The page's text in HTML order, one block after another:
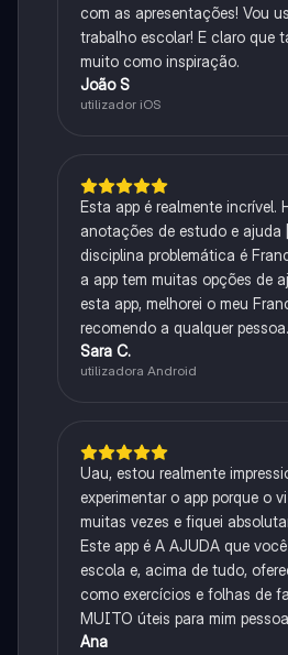
com as apresentações! Vou
trabalho escolar! E claro que
muito como inspiração.
João S
utilizador iOS
Esta app é realmente incrível.
anotações de estudo e ajuda
disciplina problemática é
a app tem muitas opções de
esta app, melhorei o meu
recomendo a qualquer pessoa.
Sara C.
utilizadora Android
Uau, estou realmente
experimentar o app porque o
muitas vezes e fiquei
Este app é A AJUDA que
escola e, acima de tudo,
como exercícios e folhas de
MUITO úteis para mim
Ana